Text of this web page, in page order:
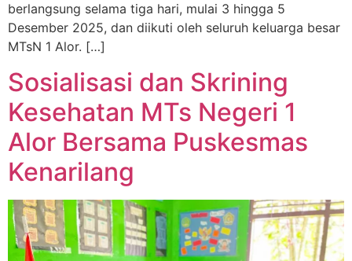
berlangsung selama tiga hari, mulai 3 hingga 5
Desember 2025, dan diikuti oleh seluruh keluarga besar
MTsN 1 Alor. […]
Sosialisasi dan Skrining
Kesehatan MTs Negeri 1
Alor Bersama Puskesmas
Kenarilang